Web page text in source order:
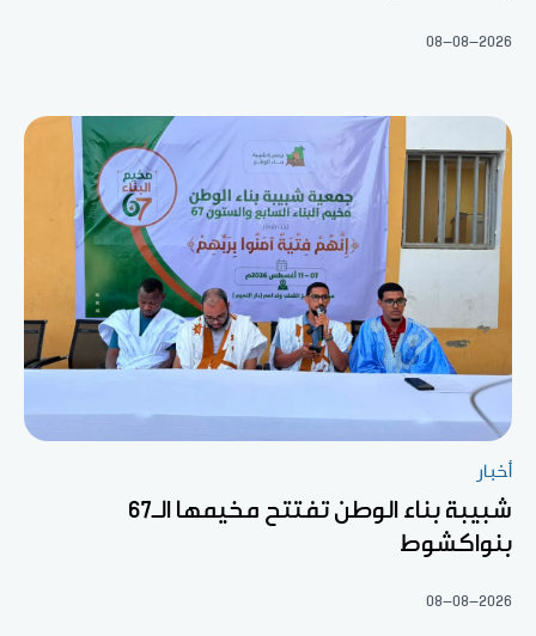
08-08-2026
أخبار
شبيبة بناء الوطن تفتتح مخيمها الـ67
بنواكشوط
08-08-2026